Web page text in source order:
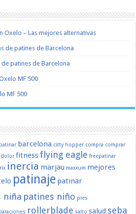
Oxelo – Las mejores alternativas
de patines de Barcelona
patines de Barcelona
MF 500
MF 500
barcelona citty hopper compra comprar
dolor fitnessflying eagle freepatinar
inercia marjau maxxum mejores
patinaje patinar
niña patines niño pies
rollerblade salto salud seba